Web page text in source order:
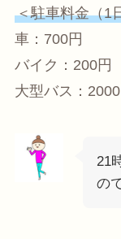
＜駐車料金（1
車：700円
バイク：200円
大型バス：2000
21
の